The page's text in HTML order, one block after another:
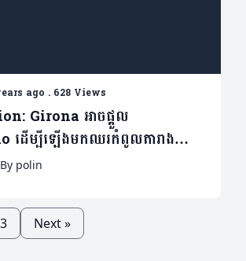
ago . 628 Views
Girona អាចផ្តួល
ដើម្បីឡើងមកឈរកំពូលតារាង
នទេ?
polin
3 Next »